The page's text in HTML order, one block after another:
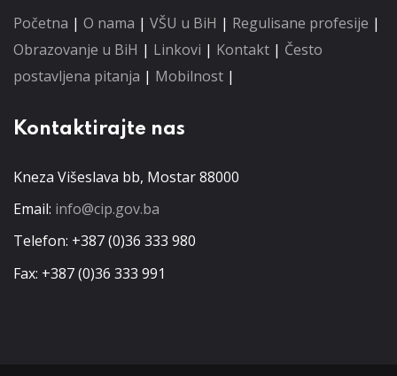
Početna | O nama | VŠU u BiH | Regulisane profesije |
Obrazovanje u BiH | Linkovi | Kontakt | Često
postavljena pitanja | Mobilnost |
Kontaktirajte nas
Kneza Višeslava bb, Mostar 88000
Email: info@cip.gov.ba
Telefon: +387 (0)36 333 980
Fax: +387 (0)36 333 991